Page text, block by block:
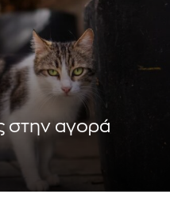
στην αγορά